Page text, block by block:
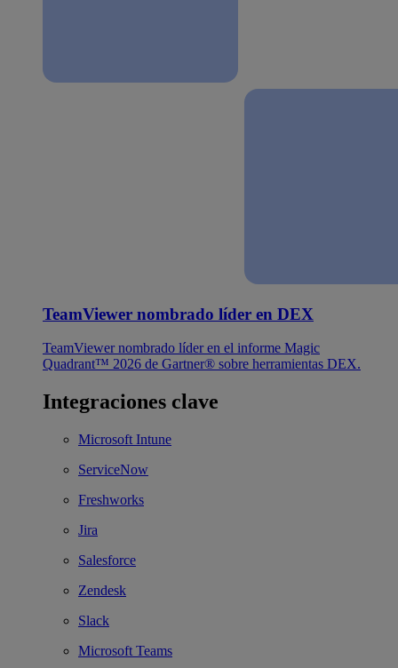
TeamViewer nombrado líder en DEX
TeamViewer nombrado líder en el informe Magic
Quadrant™ 2026 de Gartner® sobre herramientas DEX.
Integraciones clave
Microsoft Intune
ServiceNow
Freshworks
Jira
Salesforce
Zendesk
Slack
Microsoft Teams